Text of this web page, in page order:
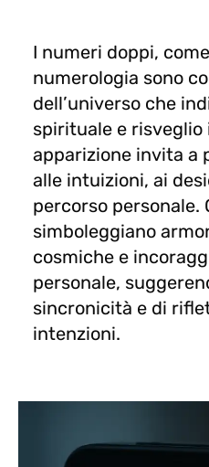
I numeri doppi, come
numerologia sono
dell’universo che
spirituale e risveglio
apparizione invita a
alle intuizioni, ai
percorso personale.
simboleggiano
cosmiche e
personale,
sincronicità e di
intenzioni.